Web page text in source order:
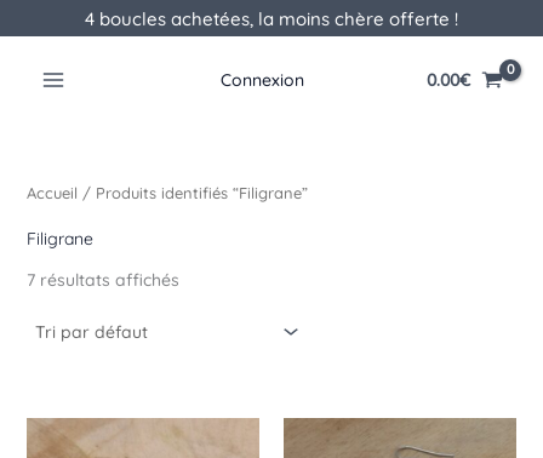
au
contenu
4 boucles achetées, la moins chère offerte !
Connexion 0.00€
Accueil / Produits identifiés “Filigrane”
Filigrane
7 résultats affichés